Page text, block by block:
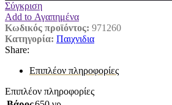
Σύγκριση
Add to Αγαπημένα
Κωδικός προϊόντος: 971260
Κατηγορία: Παιχνιδια
Share:
Επιπλέον πληροφορίες
Επιπλέον πληροφορίες